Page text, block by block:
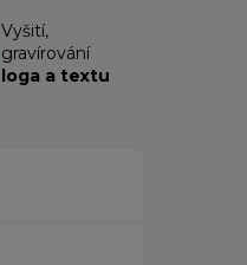
Vyšití,
gravírování
loga a textu